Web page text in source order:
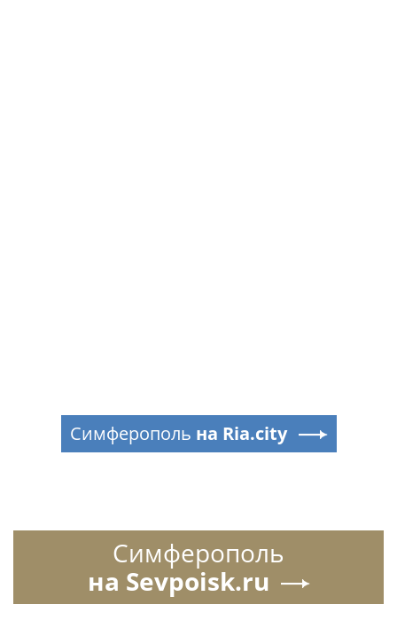
Симферополь на Ria.city
Симферополь
на Sevpoisk.ru